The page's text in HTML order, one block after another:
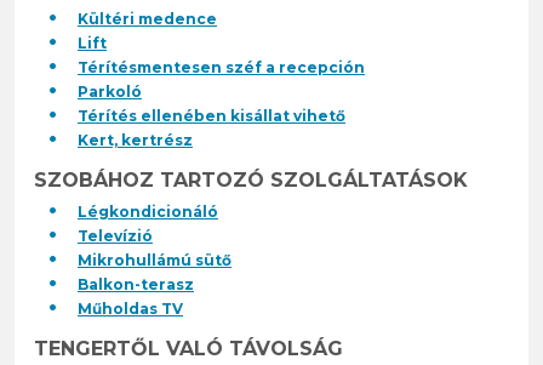
Kültéri medence
Lift
Térítésmentesen széf a recepción
Parkoló
Térítés ellenében kisállat vihető
Kert, kertrész
SZOBÁHOZ TARTOZÓ SZOLGÁLTATÁSOK
Légkondicionáló
Televízió
Mikrohullámú sütő
Balkon-terasz
Műholdas TV
TENGERTŐL VALÓ TÁVOLSÁG